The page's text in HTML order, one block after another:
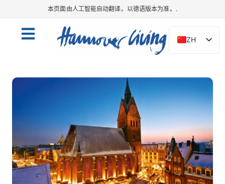
本页面由人工智能自动翻译。以德语版本为准。.
ZH
DE
PL
ES
IT
DA
SV